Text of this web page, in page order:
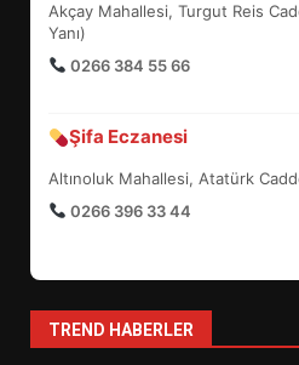
Akçay Mahallesi, Turgut Reis
Yanı)
0266 384 55 66
Şifa Eczanesi
Altınoluk Mahallesi, Atatürk
0266 396 33 44
TREND HABERLER
6
7
YENİ
ŞEKİLLENDİ?
1
HAREKETE